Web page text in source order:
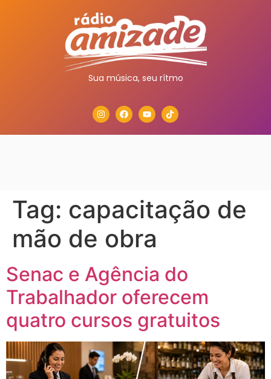
Sua música, seu rítmo
Tag: capacitação de
mão de obra
Senac e Agência do
Trabalhador oferecem
quatro cursos gratuitos